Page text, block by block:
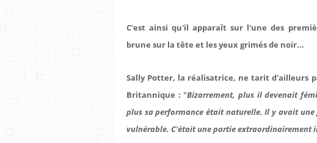
C'est ainsi qu'il apparaît sur l'une des
brune sur la tête et les yeux grimés de noir...
Sally Potter, la réalisatrice, ne tarit d'ailleurs
Britannique : "Bizarrement, plus il devenait
plus sa performance était naturelle. Il y avait une
vulnérable. C'était une partie extraordinairement